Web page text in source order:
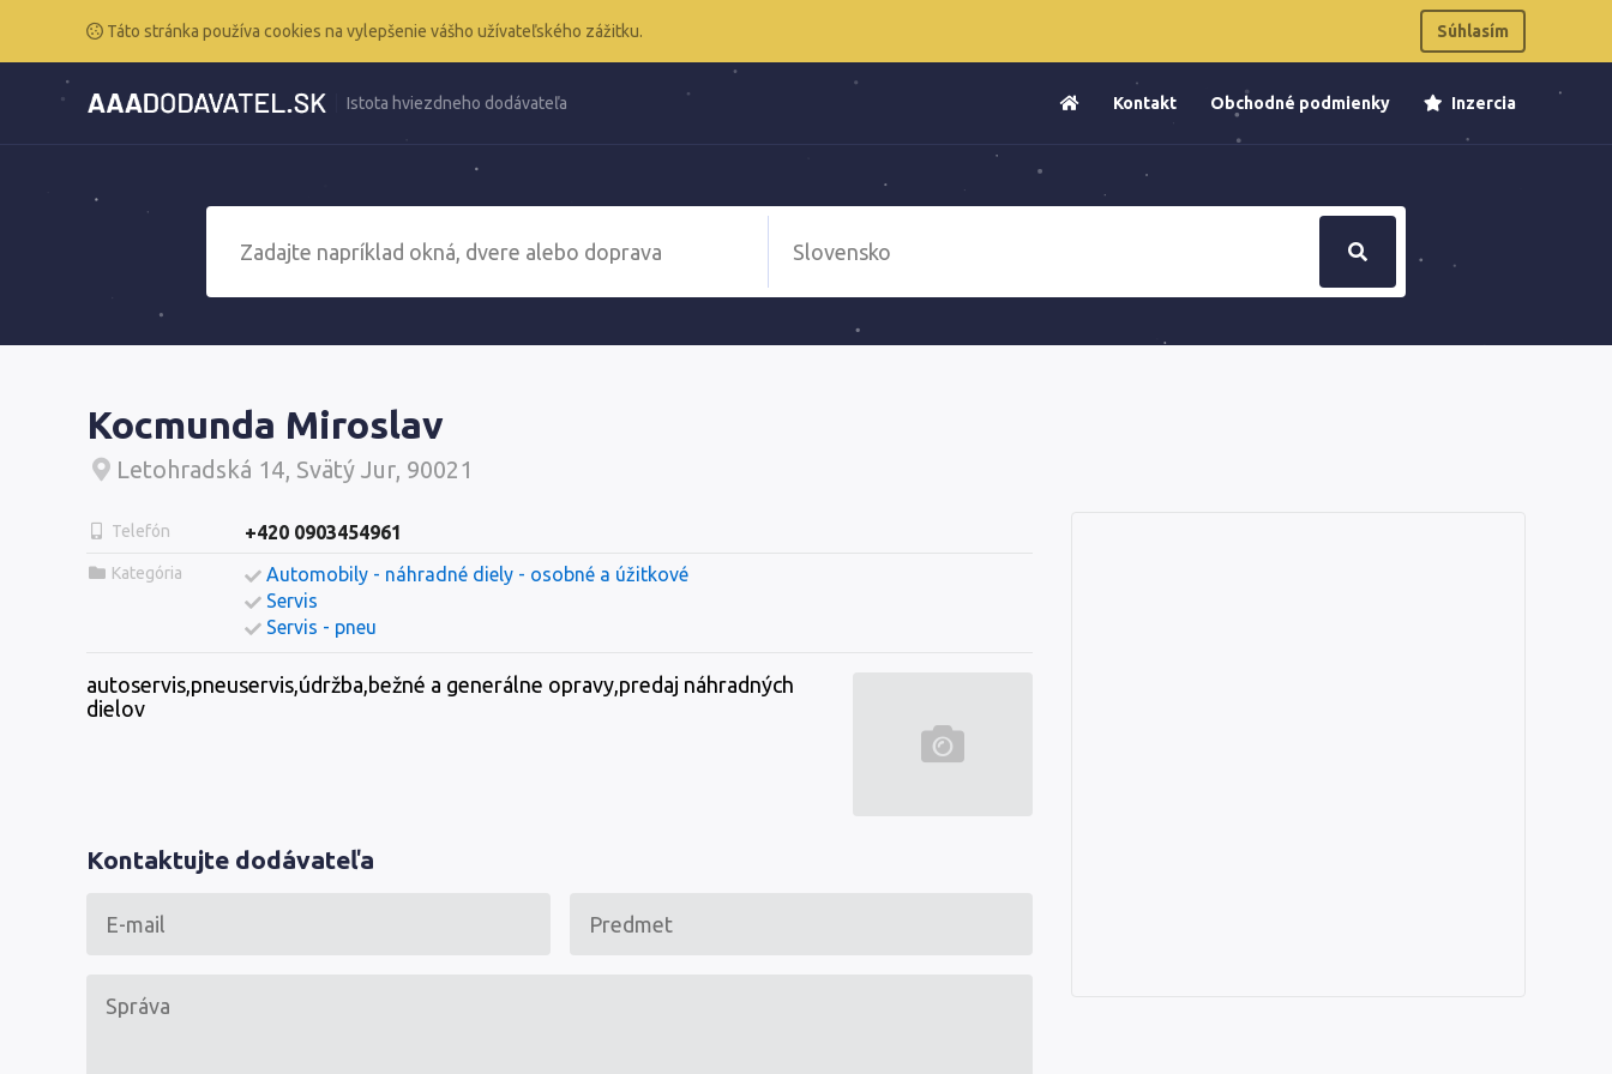
Táto stránka používa cookies na vylepšenie vášho užívateľského zážitku. Súhlasím
Istota hviezdneho dodávateľa Kontakt Obchodné podmienky Inzercia
Kocmunda Miroslav
Letohradská 14, Svätý Jur, 90021
Telefón +420 0903454961
Kategória
Automobily - náhradné diely - osobné a úžitkové
Servis
Servis - pneu
autoservis,pneuservis,údržba,bežné a generálne opravy,predaj náhradných
dielov
Kontaktujte dodávateľa